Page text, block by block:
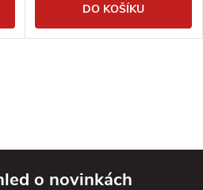
DO KOŠÍKU
o novinkách